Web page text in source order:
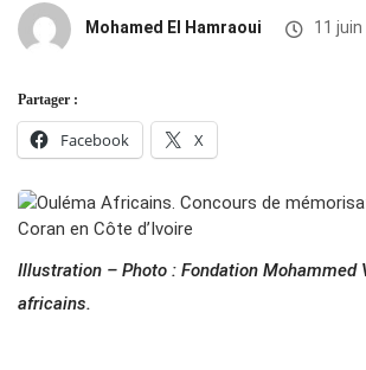
Mohamed El Hamraoui 11
Partager :
Facebook X
Illustration – Photo : Fondation Mohammed
africains.